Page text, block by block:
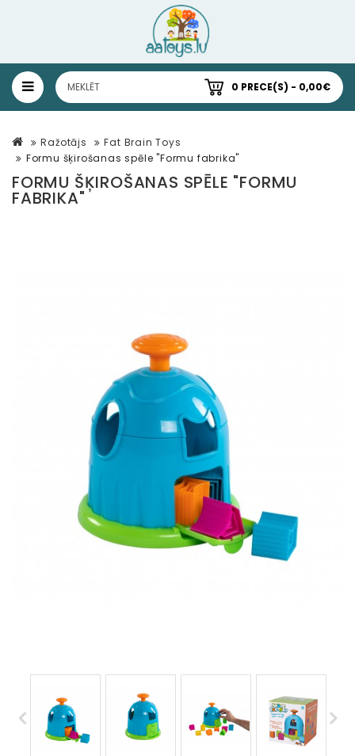
0 PRECE(S) - 0,00€
Ražotājs
Fat Brain Toys
Formu šķirošanas spēle "Formu fabrika"
FORMU ŠĶIROŠANAS SPĒLE "FORMU
FABRIKA"